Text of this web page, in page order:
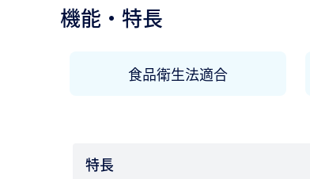
機能・特長
食品衛生法適合
特長